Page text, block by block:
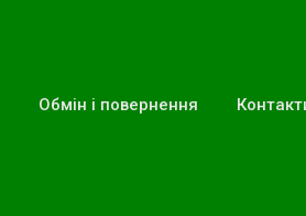
Обмін і повернення